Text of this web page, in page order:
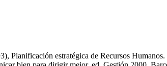
Planificación estratégica de Recursos Humanos.